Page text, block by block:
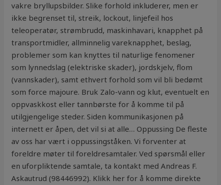
vakre bryllupsbilder. Slike forhold inkluderer, men er
ikke begrenset til, streik, lockout, linjefeil hos
teleoperatør, strømbrudd, maskinhavari, knapphet på
transportmidler, allminnelig vareknapphet, beslag,
problemer som kan knyttes til naturlige fenomener
som lynnedslag (elektriske skader), jordskjelv, flom
(vannskader), samt ethvert forhold som vil bli bedømt
som force majoure. Bruk Zalo-vann og klut, eventuelt en
oppvaskkost eller tannbørste for å komme til på
utilgjengelige steder. Siden kommunikasjonen på
internett er åpen, det vil si at alle… Oppussing De fleste
av oss har vært i oppussingståken. Vi forventer at
foreldre møter til foreldresamtaler. Ved spørsmål eller
en uforpliktende samtale, ta kontakt med Andreas F.
Askautrud (98446992). Klikk her for å komme direkte